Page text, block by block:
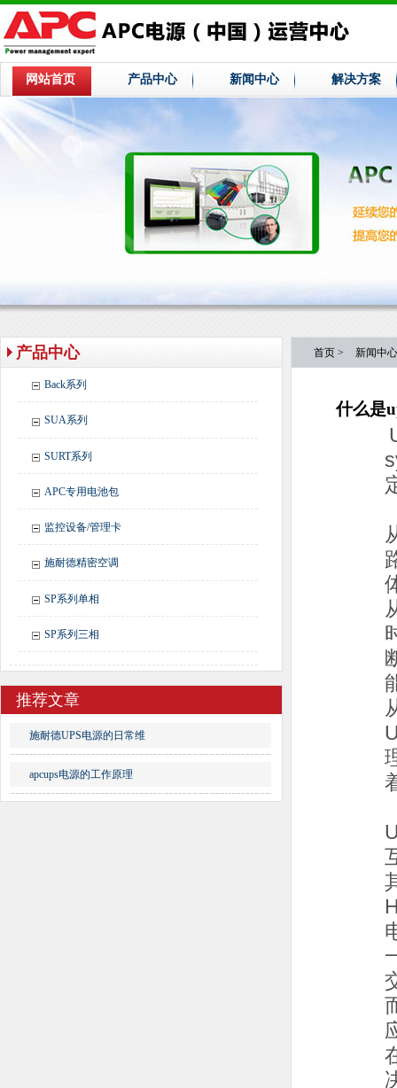
网站首页 产品中心 新闻中心 解决方案
产品中心
Back系列
SUA系列
SURT系列
APC专用电池包
监控设备/管理卡
施耐德精密空调
SP系列单相
SP系列三相
推荐文章
施耐德UPS电源的日常维
apcups电源的工作原理
首页 > 新闻中心
什么是